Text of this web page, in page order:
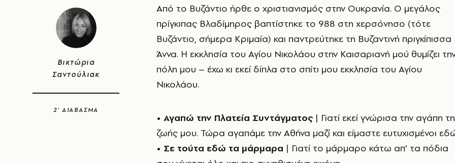
Βικτώρια
Σαντούλιακ
2’ ΔΙΑΒΑΣΜΑ
Από το Βυζάντιο ήρθε ο χριστιανισμός στην Ουκρανία. Ο μεγάλος
πρίγκιπας Βλαδίμηρος βαπτίστηκε το 988 στη χερσόνησο (τότε
Βυζάντιο, σήμερα Κριμαία) και παντρεύτηκε τη Βυζαντινή πριγκίπισσα
Άννα. Η εκκλησία του Αγίου Νικολάου στην Καισαριανή μού θυμίζει
πόλη μου – έχω κι εκεί δίπλα στο σπίτι μου εκκλησία του Αγίου
Νικολάου.
• Αγαπώ την Πλατεία Συντάγματος | Γιατί εκεί γνώρισα την αγάπη
ζωής μου. Τώρα αγαπάμε την Αθήνα μαζί και είμαστε ευτυχισμένοι
• Σε τούτα εδώ τα μάρμαρα | Γιατί το μάρμαρο κάτω απ’ τα πόδια